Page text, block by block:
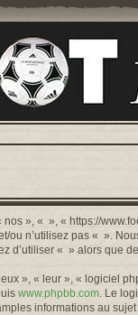
», « », « https://
ou n’utilisez pas « ».
d’utiliser « » alors que
», « leur », « logiciel
www.phpbb.com . Le
informations au